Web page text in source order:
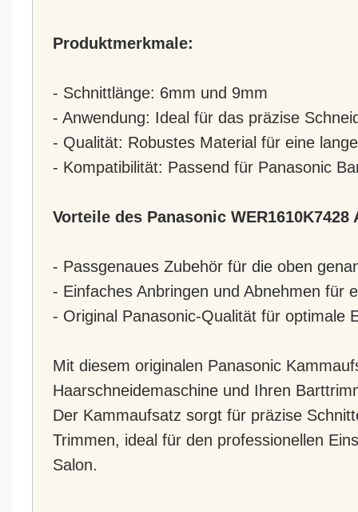
Produktmerkmale:
- Schnittlänge: 6mm und 9mm
- Anwendung: Ideal für das präzise
- Qualität: Robustes Material für eine
- Kompatibilität: Passend für Panasonic
Vorteile des Panasonic
- Passgenaues Zubehör für die oben
- Einfaches Anbringen und Abnehmen für
- Original Panasonic-Qualität für optimale
Mit diesem originalen Panasonic
Haarschneidemaschine und Ihren
Der Kammaufsatz sorgt für präzise
Trimmen, ideal für den professionellen
Salon.